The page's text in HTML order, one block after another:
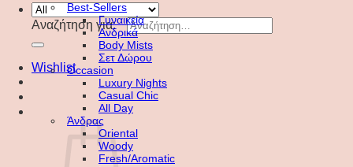
Αναζήτηση για:
Wishlist
Best-Sellers
Γυναικεία
Ανδρικά
Body Mists
Σετ Δώρου
Occasion
Luxury Nights
Casual Chic
All Day
Άνδρας
Oriental
Woody
Fresh/Aromatic